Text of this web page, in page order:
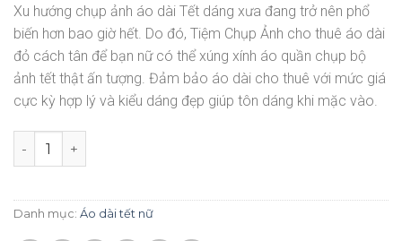
Xu hướng chụp ảnh áo dài Tết dáng xưa đang trở nên phổ
biến hơn bao giờ hết. Do đó, Tiệm Chụp Ảnh cho thuê áo dài
đỏ cách tân để bạn nữ có thể xúng xính áo quần chụp bộ
ảnh tết thật ấn tượng. Đảm bảo áo dài cho thuê với mức giá
cực kỳ hợp lý và kiểu dáng đẹp giúp tôn dáng khi mặc vào.
CHO THUÊ ÁO DÀI CÁCH TÂN ĐỎ DÁNG XƯA - CHỤP
Danh mục: Áo dài tết nữ